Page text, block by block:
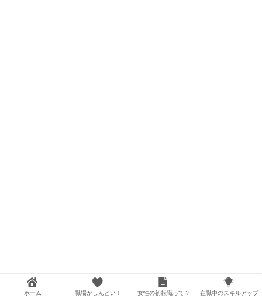
ホーム 職場がしんどい！ 女性の初転職って？ 在職中のスキルアップ